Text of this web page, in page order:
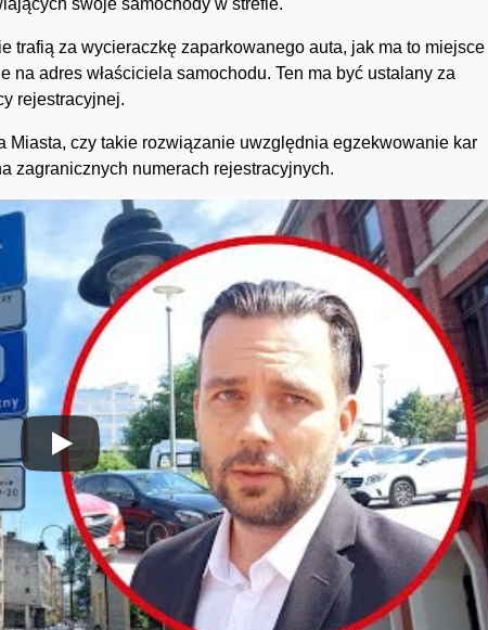
swoje samochody w strefie.
trafią za wycieraczkę zaparkowanego auta, jak ma to miejsce
na adres właściciela samochodu. Ten ma być ustalany za
rejestracyjnej.
Miasta, czy takie rozwiązanie uwzględnia egzekwowanie kar
zagranicznych numerach rejestracyjnych.